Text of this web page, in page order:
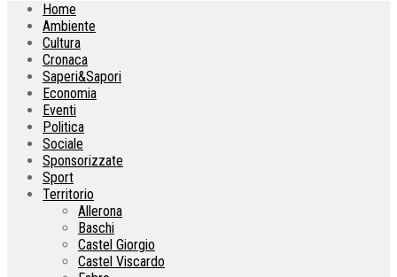
Home
Ambiente
Cultura
Cronaca
Saperi&Sapori
Economia
Eventi
Politica
Sociale
Sponsorizzate
Sport
Territorio
Allerona
Baschi
Castel Giorgio
Castel Viscardo